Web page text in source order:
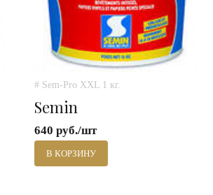
# Sem-Pro XXL 1 кг.
Semin
640 руб./шт
В КОРЗИНУ